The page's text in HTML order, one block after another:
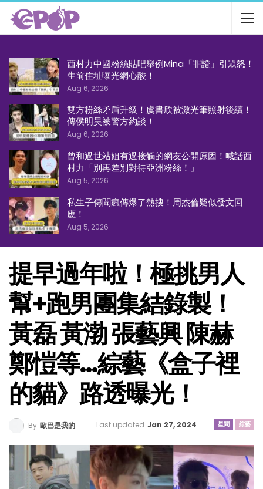
西村力中國粉絲貼吧舉例Mina「罪證」引眾怒！
生前住址曝光網心酸！
Aug 6, 2026
雙方粉絲矛盾升級！虞書欣被激光筆照射後續！
傳侯明昊被警方約談！
Aug 6, 2026
曾和過世站姐有過接觸的網友公開原因！喊話西
村力「別再差別對待亞洲粉絲！」
Aug 5, 2026
私生子傳聞瘋傳爆了熱搜！周杰倫疑似發文回
應！
Aug 5, 2026
提早過年啦！極挑男人
幫+跑男團集結錄製！
黃磊 黃渤 張藝興 陳赫
鄭愷等…綜藝《盒子裡
的貓》路透曝光！
星聞 綜藝
By 歐巴是我的 Last updated Jan 27, 2024